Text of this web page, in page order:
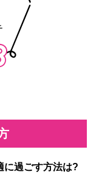
過ごす方法は?